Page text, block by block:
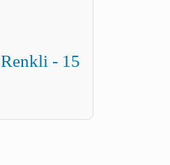
- 15